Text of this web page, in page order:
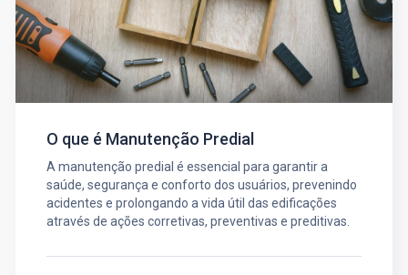
O que é Manutenção Predial
A manutenção predial é essencial para garantir a
saúde, segurança e conforto dos usuários, prevenindo
acidentes e prolongando a vida útil das edificações
através de ações corretivas, preventivas e preditivas.